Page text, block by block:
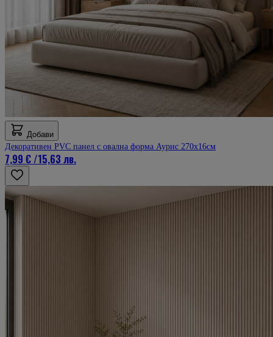
Добави
Декоративен PVC панел с овална форма Аурис 270х16см
7,99 € /15,63 лв.